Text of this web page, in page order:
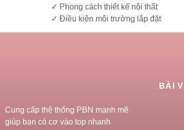
✓ Phong cách thiết kế nội thất
✓ Điều kiện môi trường lắp đặt
Cung cấp thệ thống PBN mạnh mẽ
giúp bạn có cơ vào top nhanh
BÀI